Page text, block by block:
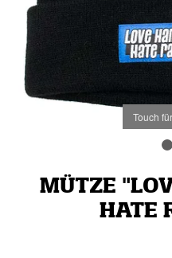
Touch
MÜTZE
HATE